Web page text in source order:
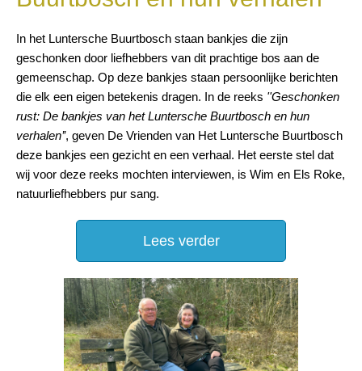
In het Luntersche Buurtbosch staan bankjes die zijn
geschonken door liefhebbers van dit prachtige bos aan de
gemeenschap. Op deze bankjes staan persoonlijke berichten
die elk een eigen betekenis dragen. In de reeks ''Geschonken
rust: De bankjes van het Luntersche Buurtbosch en hun
verhalen’’, geven De Vrienden van Het Luntersche Buurtbosch
deze bankjes een gezicht en een verhaal. Het eerste stel dat
wij voor deze reeks mochten interviewen, is Wim en Els Roke,
natuurliefhebbers pur sang.
Lees verder